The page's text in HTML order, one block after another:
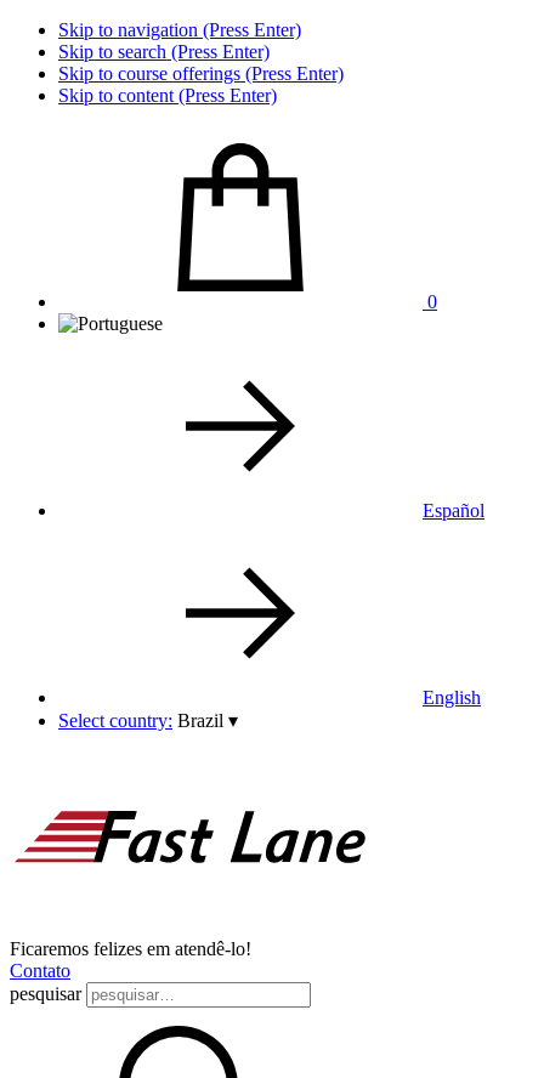
Skip to navigation (Press Enter)
Skip to search (Press Enter)
Skip to course offerings (Press Enter)
Skip to content (Press Enter)
0
Español
English
Select country: Brazil ▾
Ficaremos felizes em atendê-lo!
Contato
pesquisar